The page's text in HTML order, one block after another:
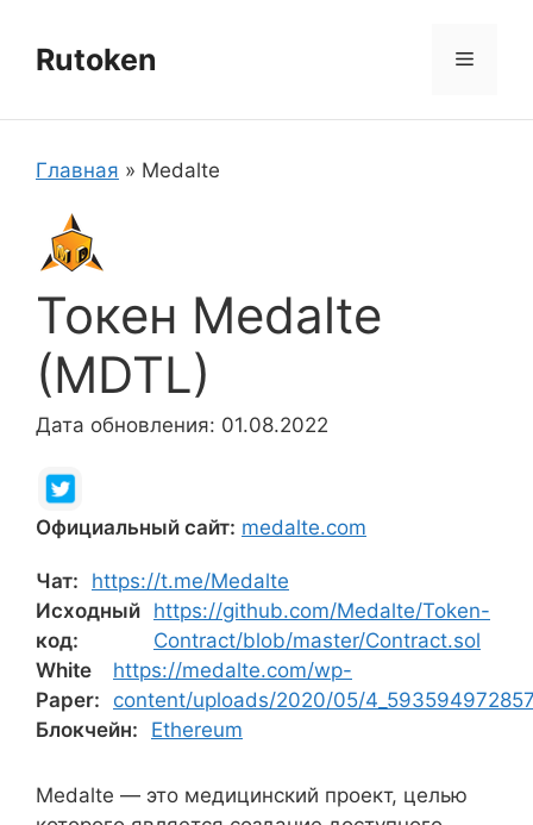
содержимому
Rutoken Меню
Главная » Medalte
Токен Medalte
(MDTL)
Дата обновления: 01.08.2022
Официальный сайт: medalte.com
Чат:
https://t.me/Medalte
Исходный
код:
https://github.com/Medalte/Token-
Contract/blob/master/Contract.sol
White
Paper:
https://medalte.com/wp-
content/uploads/2020/05/
Блокчейн:
Ethereum
Medalte — это медицинский проект, целью